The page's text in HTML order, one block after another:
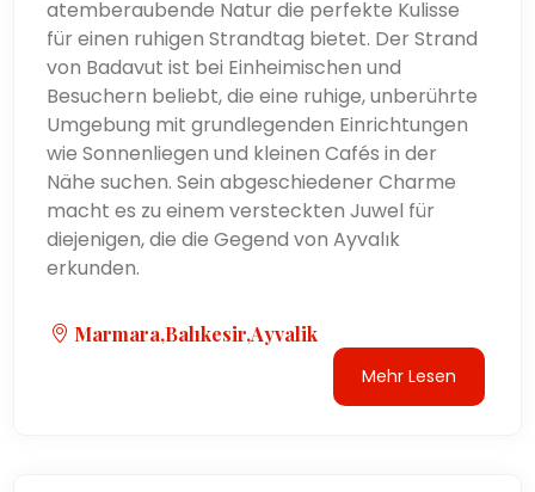
atemberaubende Natur die perfekte Kulisse
für einen ruhigen Strandtag bietet. Der Strand
von Badavut ist bei Einheimischen und
Besuchern beliebt, die eine ruhige, unberührte
Umgebung mit grundlegenden Einrichtungen
wie Sonnenliegen und kleinen Cafés in der
Nähe suchen. Sein abgeschiedener Charme
macht es zu einem versteckten Juwel für
diejenigen, die die Gegend von Ayvalık
erkunden.
Marmara,Balıkesir,Ayvalik
Mehr Lesen